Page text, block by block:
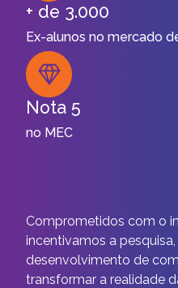
+ de 3.000
Ex-alunos no mercado
Nota 5
no MEC
Comprometidos com o
incentivamos a
desenvolvimento de
transformar a realidade